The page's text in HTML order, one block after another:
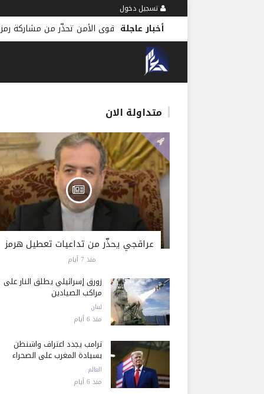
تسجيل دخول
أخبار عاجلة
متداولة الان
عراقجي يحذّر من تداعيات تعطيل هرمز
منذ 7 أيام
زورق إسرائيلي يطلق النار على
مراكب الصيادين
لبنان
منذ 6 أيام
ترامب يجدد اعتراف واشنطن
بسيادة المغرب على الصحراء
العالم
منذ 6 أيام